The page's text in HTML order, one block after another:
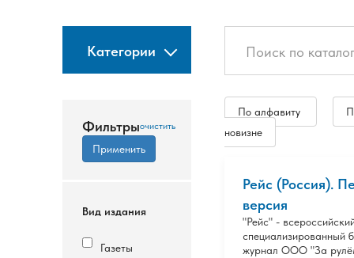
Категории
Фильтры
Вид издания
Газеты
По алфавиту
новизне
Рейс (Россия).
версия
"Рейс" -
специализированный
журнал ООО "За